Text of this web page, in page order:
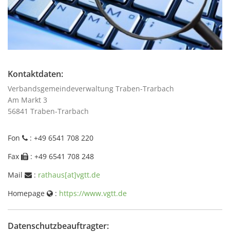
Kontaktdaten:
Verbandsgemeindeverwaltung Traben-Trarbach
Am Markt 3
56841 Traben-Trarbach
Fon
: +49 6541 708 220
Fax
: +49 6541 708 248
Mail
: rathaus[at]vgtt.de
Homepage
: https://www.vgtt.de
Datenschutzbeauftragter: